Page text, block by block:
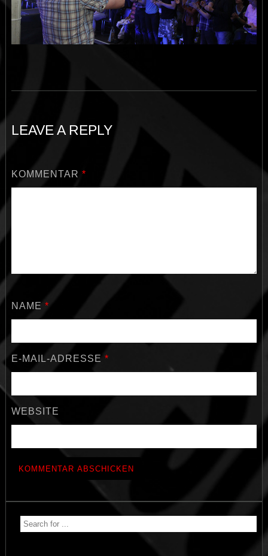
LEAVE A REPLY
KOMMENTAR *
NAME *
E-MAIL-ADRESSE *
WEBSITE